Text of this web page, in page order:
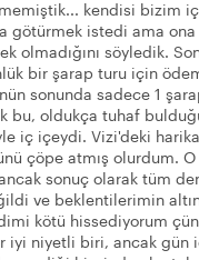
kendisi bizim
götürmek istedi ama
olmadığını söyledik.
bir şarap turu için
sonunda sadece 1
bu, oldukça tuhaf
iç içeydi. Vizi'deki
çöpe atmış olurdum.
ancak sonuç olarak tüm
ve beklentilerimin
kötü hissediyorum
iyi niyetli biri, ancak gün